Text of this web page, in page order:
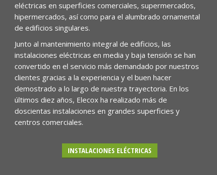
eléctricas en superficies comerciales, supermercados,
hipermercados, así como para el alumbrado ornamental
de edificios singulares.
Junto al mantenimiento integral de edificios, las
instalaciones eléctricas en media y baja tensión se han
convertido en el servicio más demandado por nuestros
clientes gracias a la experiencia y el buen hacer
demostrado a lo largo de nuestra trayectoria. En los
últimos diez años, Elecox ha realizado más de
doscientas instalaciones en grandes superficies y
centros comerciales.
INSTALACIONES ELÉCTRICAS